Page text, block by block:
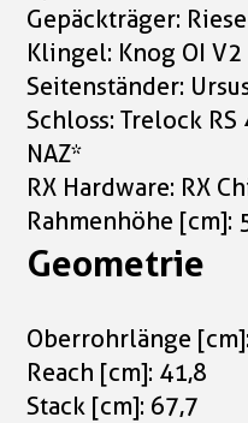
Gepäckträger:
Klingel: Knog OI V2
Seitenständer:
Schloss: Trelock
NAZ*
RX Hardware: RX
Rahmenhöhe [cm]:
Geometrie
Oberrohrlänge
Reach [cm]: 41,8
Stack [cm]: 67,7